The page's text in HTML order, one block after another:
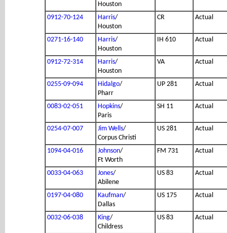
Houston
0912-70-124 Harris/
Houston
CR Actual
0271-16-140 Harris/
Houston
IH 610 Actual
0912-72-314 Harris/
Houston
VA Actual
0255-09-094 Hidalgo/
Pharr
UP 281 Actual
0083-02-051 Hopkins/
Paris
SH 11 Actual
0254-07-007 Jim Wells/
Corpus Christi
US 281 Actual
1094-04-016 Johnson/
Ft Worth
FM 731 Actual
0033-04-063 Jones/
Abilene
US 83 Actual
0197-04-080 Kaufman/
Dallas
US 175 Actual
0032-06-038 King/
Childress
US 83 Actual